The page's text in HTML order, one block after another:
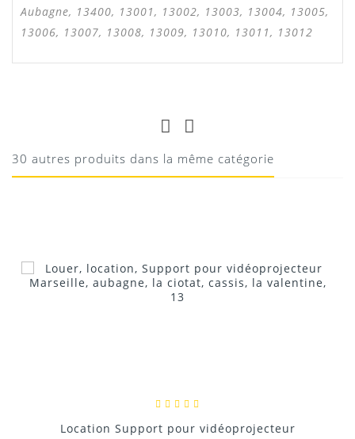
Aubagne, 13400, 13001, 13002, 13003, 13004, 13005,
13006, 13007, 13008, 13009, 13010, 13011, 13012
10/08/2020
30 autres produits dans la même catégorie
Location Support pour vidéoprojecteur